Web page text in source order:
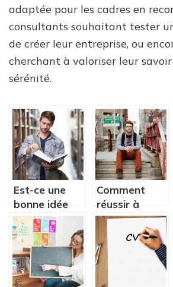
adaptée pour les cadres en
consultants souhaitant tester
de créer leur entreprise, ou
cherchant à valoriser leur
sérénité.
Est-ce une
bonne idée
pour un
étudiant de
se réorienter
en cours
d’année?
Comment
réussir à
changer de
secteur
professionnel